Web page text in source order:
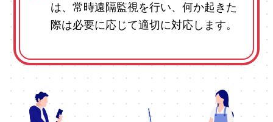
は、常時遠隔監視を行い、何か起きた
際は必要に応じて適切に対応します。